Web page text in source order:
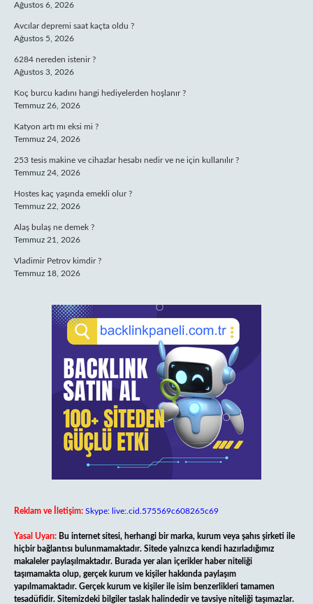
Ağustos 6, 2026
Avcılar depremi saat kaçta oldu ?
Ağustos 5, 2026
6284 nereden istenir ?
Ağustos 3, 2026
Koç burcu kadını hangi hediyelerden hoşlanır ?
Temmuz 26, 2026
Katyon artı mı eksi mi ?
Temmuz 24, 2026
253 tesis makine ve cihazlar hesabı nedir ve ne için kullanılır ?
Temmuz 24, 2026
Hostes kaç yaşında emekli olur ?
Temmuz 22, 2026
Alaş bulaş ne demek ?
Temmuz 21, 2026
Vladimir Petrov kimdir ?
Temmuz 18, 2026
Reklam ve İletişim: Skype: live:.cid.575569c608265c69
Yasal Uyarı: Bu internet sitesi, herhangi bir marka, kurum veya şahıs şirketi ile
hiçbir bağlantısı bulunmamaktadır. Sitede yalnızca kendi hazırladığımız
makaleler paylaşılmaktadır. Burada yer alan içerikler haber niteliği
taşımamakta olup, gerçek kurum ve kişiler hakkında paylaşım
yapılmamaktadır. Gerçek kurum ve kişiler ile isim benzerlikleri tamamen
tesadüfidir. Sitemizdeki bilgiler taslak halindedir ve tavsiye niteliği taşımazlar.